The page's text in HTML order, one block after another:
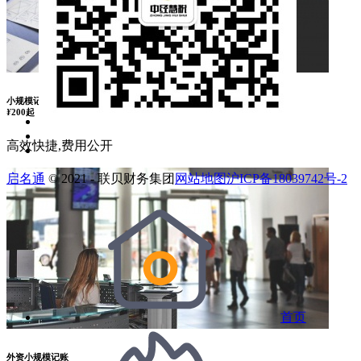
小规模记账
¥200起
高效快捷,费用公开
外资小规模记账
启名通 © 2021 - 联贝财务集团 网站地图沪ICP备18039742号-2
首页